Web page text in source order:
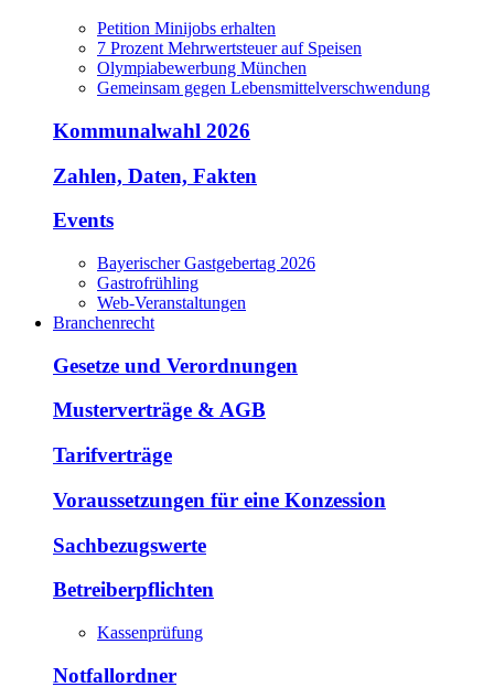
Petition Minijobs erhalten
7 Prozent Mehrwertsteuer auf Speisen
Olympiabewerbung München
Gemeinsam gegen Lebensmittelverschwendung
Kommunalwahl 2026
Zahlen, Daten, Fakten
Events
Bayerischer Gastgebertag 2026
Gastrofrühling
Web-Veranstaltungen
Branchenrecht
Gesetze und Verordnungen
Musterverträge & AGB
Tarifverträge
Voraussetzungen für eine Konzession
Sachbezugswerte
Betreiberpflichten
Kassenprüfung
Notfallordner